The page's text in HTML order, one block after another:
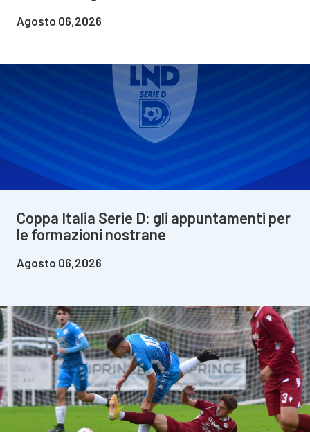
Agosto 06,2026
Coppa Italia Serie D: gli appuntamenti per
le formazioni nostrane
Agosto 06,2026